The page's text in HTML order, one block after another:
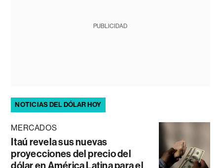
PUBLICIDAD
NOTICIAS DEL DÓLAR HOY
MERCADOS
Itaú revela sus nuevas
proyecciones del precio del
dólar en América Latina para el